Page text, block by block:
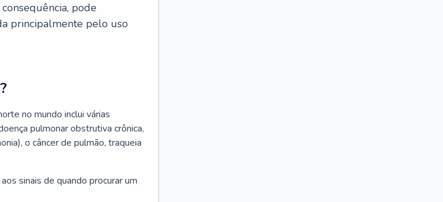
pode
principalmente pelo uso
no mundo inclui várias
pulmonar obstrutiva crônica,
o câncer de pulmão, traqueia
sinais de quando procurar um